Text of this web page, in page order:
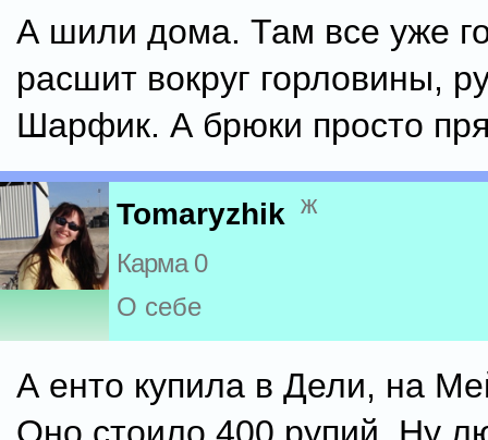
А шили дома. Там все уже
расшит вокруг горловины,
Шарфик. А брюки просто
Tomaryzhik ж
Карма 0
О себе
А енто купила в Дели, на